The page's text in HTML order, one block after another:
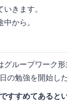
きます。
中から。
ループワーク
の勉強を開始し
すすめてある